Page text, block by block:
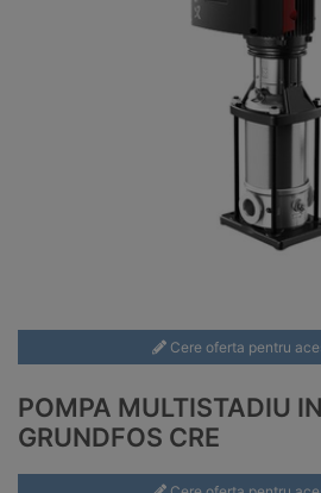
Cere oferta pentru
POMPA MULTISTADIU
GRUNDFOS CRE